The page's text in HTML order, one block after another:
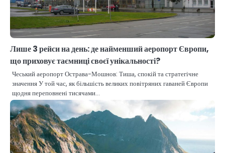
Лише 3 рейси на день: де найменший аеропорт Європи,
що приховує таємниці своєї унікальності?
Чеський аеропорт Острава-Мошнов: Тиша, спокій та стратегічне
значення У той час, як більшість великих повітряних гаваней Європи
щодня переповнені тисячами…